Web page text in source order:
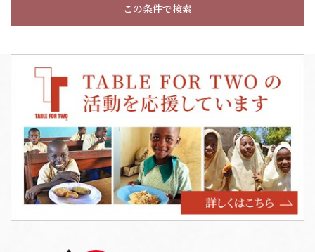
この条件で検索